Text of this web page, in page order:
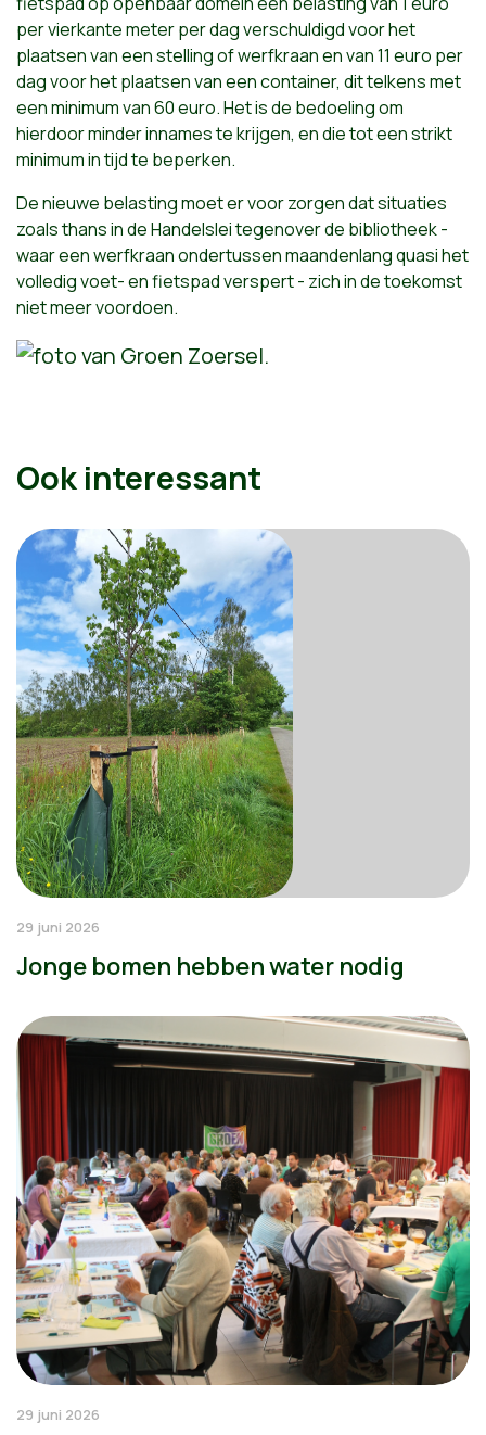
per vierkante meter per dag verschuldigd voor het
plaatsen van een stelling of werfkraan en van 11 euro per
dag voor het plaatsen van een container, dit telkens met
een minimum van 60 euro. Het is de bedoeling om
hierdoor minder innames te krijgen, en die tot een strikt
minimum in tijd te beperken.
De nieuwe belasting moet er voor zorgen dat situaties
zoals thans in de Handelslei tegenover de bibliotheek -
waar een werfkraan ondertussen maandenlang quasi het
volledig voet- en fietspad verspert - zich in de toekomst
niet meer voordoen.
Ook interessant
29 juni 2026
Jonge bomen hebben water nodig
29 juni 2026